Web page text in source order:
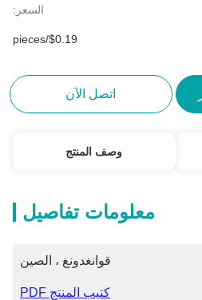
السعر:
$0.19/pieces
اتصل الآن
وصف المنتج
معلومات تفاصيل
قوانغدونغ ، الصين
كتيب المنتج PDF